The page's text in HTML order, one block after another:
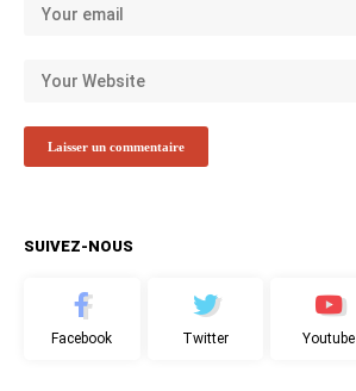
SUIVEZ-NOUS
Facebook Twitter Youtube